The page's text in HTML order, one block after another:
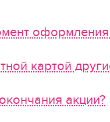
картой
акции?